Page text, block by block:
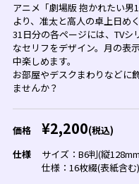
アニメ「劇場版 抱かれたい男
より、准太と高人の卓上日め
31日分の各ページには、TV
なセリフをデザイン。月の表
中楽しめます。
お部屋やデスクまわりなどに
ませんか？
価格 ¥2,200(税込)
仕様
サイズ：B6判(縦
仕様：16枚綴(表紙含